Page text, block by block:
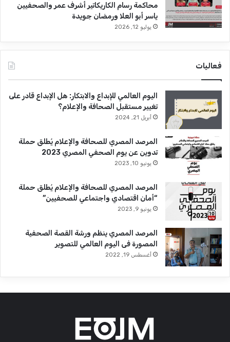
محاكمة رسام الكاريكاتير أشرف عمر والصحفيين
ياسر أبو العلا ورمضان جويدة
يوليو 12, 2026
فعاليات
اليوم العالمي للإبداع والابتكار: هل الإبداع قادر على
تغيير مستقبل الصحافة والإعلام؟
أبريل 21, 2024
المرصد المصري للصحافة والإعلام يُطلق حملة
تدوين عن يوم الصحفي المصري 2023
يونيو 10, 2023
المرصد المصري للصحافة والإعلام يُطلق حملة
“أمان اقتصادي واجتماعي للصحفيين”
يونيو 9, 2023
المرصد المصري ينظم ورشة القصة الصحفية
المصورة فى اليوم العالمي للتصوير
أغسطس 19, 2022